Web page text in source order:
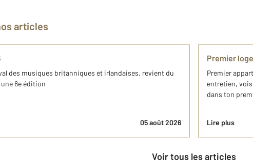
articles
des musiques britanniques et irlandaises, revient du
6e édition
05 août 2026
Premier
Premier
entretien,
dans ton
Lire plus
Voir tous les articles